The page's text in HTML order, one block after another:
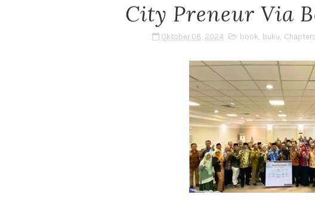
City Preneur Via
Oktober 08, 2024 book, buku, Chapters